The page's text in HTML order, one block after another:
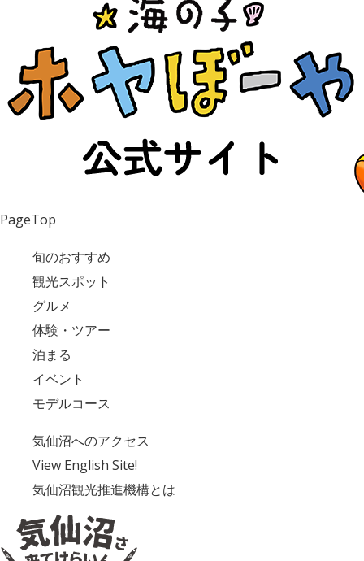
PageTop
旬のおすすめ
観光スポット
グルメ
体験・ツアー
泊まる
イベント
モデルコース
気仙沼へのアクセス
View English Site!
気仙沼観光推進機構とは